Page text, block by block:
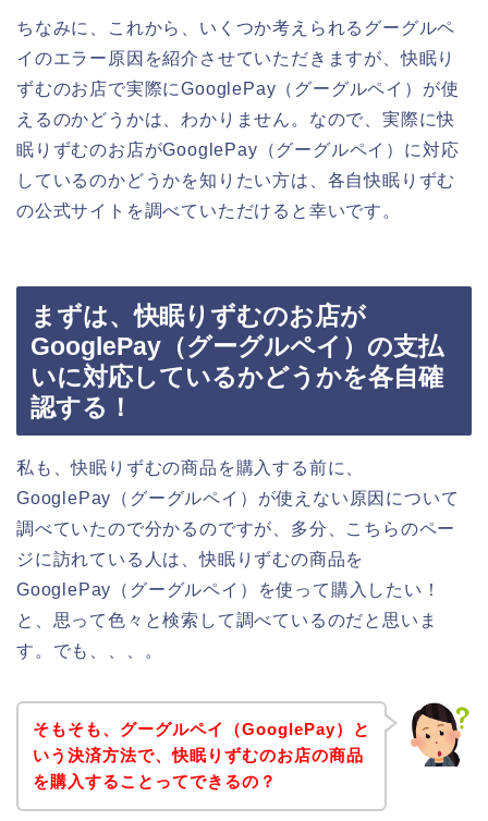
ちなみに、これから、いくつか考えられるグーグルペ
イのエラー原因を紹介させていただきますが、快眠り
ずむのお店で実際にGooglePay（グーグルペイ）が使
えるのかどうかは、わかりません。なので、実際に快
眠りずむのお店がGooglePay（グーグルペイ）に対応
しているのかどうかを知りたい方は、各自快眠りずむ
の公式サイトを調べていただけると幸いです。
まずは、快眠りずむのお店が
GooglePay（グーグルペイ）の支払
いに対応しているかどうかを各自確
認する！
私も、快眠りずむの商品を購入する前に、
GooglePay（グーグルペイ）が使えない原因について
調べていたので分かるのですが、多分、こちらのペー
ジに訪れている人は、快眠りずむの商品を
GooglePay（グーグルペイ）を使って購入したい！
と、思って色々と検索して調べているのだと思いま
す。でも、、、。
そもそも、グーグルペイ（GooglePay）と
いう決済方法で、快眠りずむのお店の商品
を購入することってできるの？